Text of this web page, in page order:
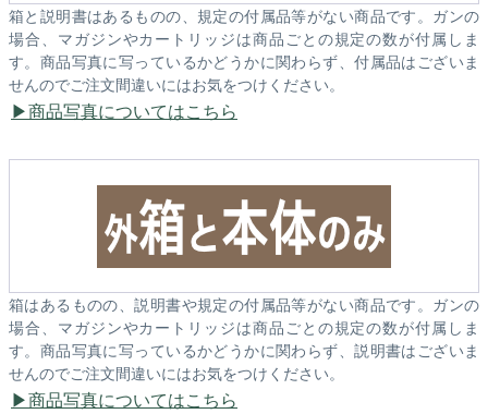
箱と説明書はあるものの、規定の付属品等がない商品です。ガンの
場合、マガジンやカートリッジは商品ごとの規定の数が付属しま
す。商品写真に写っているかどうかに関わらず、付属品はございま
せんのでご注文間違いにはお気をつけください。
商品写真についてはこちら
箱はあるものの、説明書や規定の付属品等がない商品です。ガンの
場合、マガジンやカートリッジは商品ごとの規定の数が付属しま
す。商品写真に写っているかどうかに関わらず、説明書はございま
せんのでご注文間違いにはお気をつけください。
商品写真についてはこちら